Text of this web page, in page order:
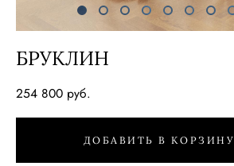
БРУКЛИН
254 800 pуб.
ДОБАВИТЬ В КОРЗИНУ